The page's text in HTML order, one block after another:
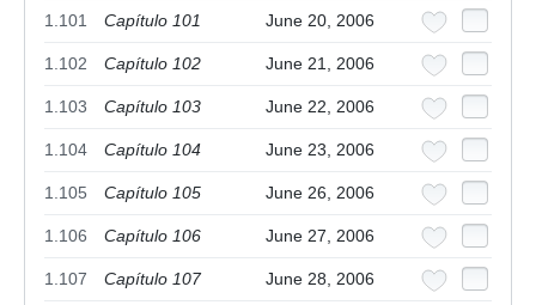
1.101 Capítulo 101 June 20, 2006
1.102 Capítulo 102 June 21, 2006
1.103 Capítulo 103 June 22, 2006
1.104 Capítulo 104 June 23, 2006
1.105 Capítulo 105 June 26, 2006
1.106 Capítulo 106 June 27, 2006
1.107 Capítulo 107 June 28, 2006